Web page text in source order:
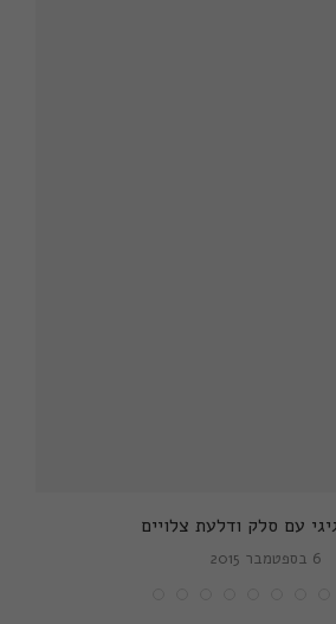
עם סלק ודלעת צלויים
6 בספטמבר 2015